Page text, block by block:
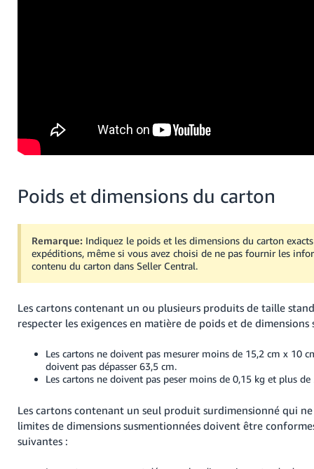
Poids et dimensions du carton
Remarque: Indiquez le poids et les dimensions du carton
expéditions, même si vous avez choisi de ne pas fournir les
contenu du carton dans Seller Central.
Les cartons contenant un ou plusieurs produits de taille
respecter les exigences en matière de poids et de dimensions
Les cartons ne doivent pas mesurer moins de 15,2 cm x 10
doivent pas dépasser 63,5 cm.
Les cartons ne doivent pas peser moins de 0,15 kg et plus de
Les cartons contenant un seul produit surdimensionné qui ne
limites de dimensions susmentionnées doivent être
suivantes :